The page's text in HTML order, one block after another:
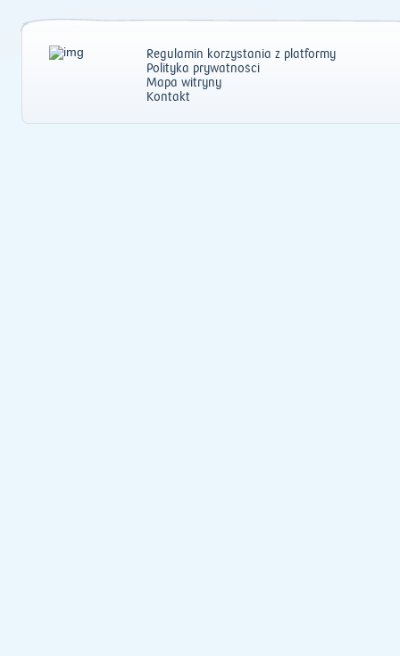
Regulamin korzystania z platformy
Polityka prywatności
Mapa witryny
Kontakt